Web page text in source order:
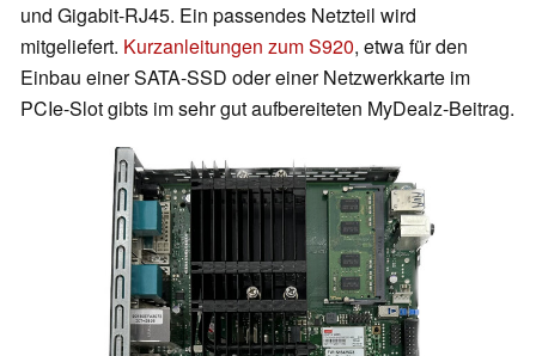
und Gigabit-RJ45. Ein passendes Netzteil wird
mitgeliefert. Kurzanleitungen zum S920, etwa für den
Einbau einer SATA-SSD oder einer Netzwerkkarte im
PCIe-Slot gibts im sehr gut aufbereiteten MyDealz-Beitrag.